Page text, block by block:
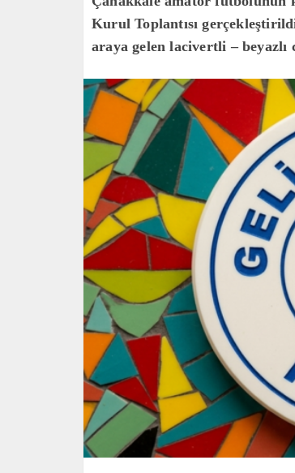
Kurul Toplantısı
araya gelen lacivertli –